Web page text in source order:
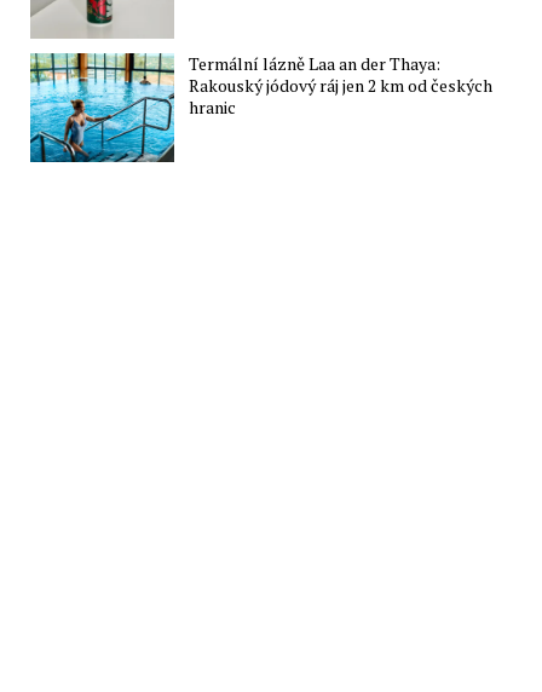
Termální lázně Laa an der Thaya:
Rakouský jódový ráj jen 2 km od českých
hranic